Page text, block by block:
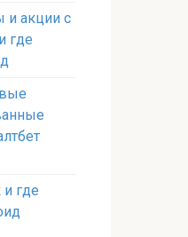
и акции с
где
и где